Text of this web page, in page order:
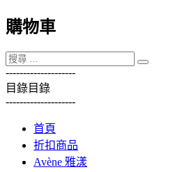
購物車
--------------------
目錄目錄
--------------------
首頁
折扣商品
Avène 雅漾